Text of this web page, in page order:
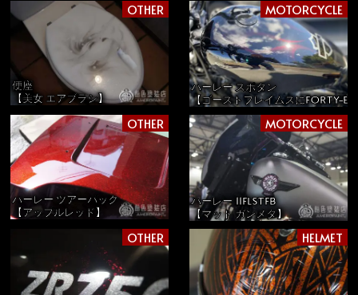
OTHER
便座
【美女 エアブラシ】
MOTORCYCLE
ハーレー スポタン
【ゴーストフレイムスにFORTY-
OTHER
ハーレー ツアーパック
【アップルレッド】
MOTORCYCLE
ハーレー 11FLSTFB
【マット ガンメタ】
OTHER HELMET